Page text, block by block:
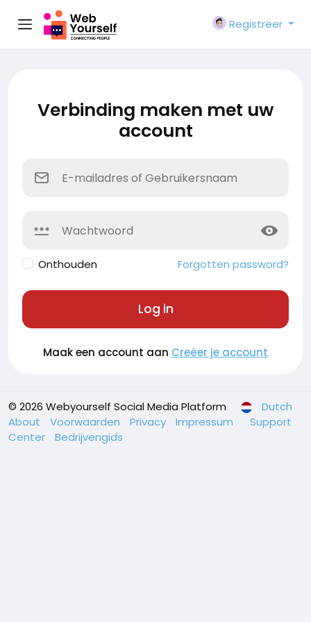
Registreer
Verbinding maken met uw
account
Onthouden Forgotten password?
Log in
Maak een account aan Creëer je account
© 2026 Webyourself Social Media Platform
Dutch
About
Voorwaarden Privacy Impressum
Support
Center
Bedrijvengids